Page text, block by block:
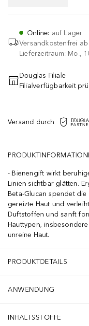
Online: auf Lager
Versandkostenfrei ab
Lieferzeitraum: Mo.,
IN
Douglas-Filiale
Filialverfügbarkeit
Versand durch
Bienengift wirkt
Linien sichtbar glätten.
Beta-Glucan spendet
gereizte Haut und
Duftstoffen und sanft
Hauttypen,
unreine Haut.
PRODUKTDETAILS
ANWENDUNG
INHALTSSTOFFE